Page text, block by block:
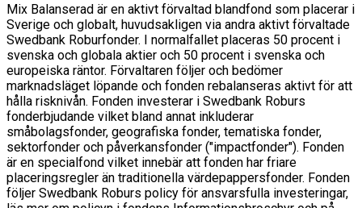
Mix Balanserad är en aktivt förvaltad blandfond som placerar i
Sverige och globalt, huvudsakligen via andra aktivt förvaltade
Swedbank Roburfonder. I normalfallet placeras 50 procent i
svenska och globala aktier och 50 procent i svenska och
europeiska räntor. Förvaltaren följer och bedömer
marknadsläget löpande och fonden rebalanseras aktivt för att
hålla risknivån. Fonden investerar i Swedbank Roburs
fonderbjudande vilket bland annat inkluderar
småbolagsfonder, geografiska fonder, tematiska fonder,
sektorfonder och påverkansfonder ("impactfonder"). Fonden
är en specialfond vilket innebär att fonden har friare
placeringsregler än traditionella värdepappersfonder. Fonden
följer Swedbank Roburs policy för ansvarsfulla investeringar,